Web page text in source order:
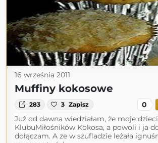
16 września 2011
Muffiny kokosowe
283 3 Zapisz 0
Już od dawna wiedziałam, że moje
KlubuMiłośników Kokosa, a powoli i ja
dołączam. A ze w szufladzie leżała